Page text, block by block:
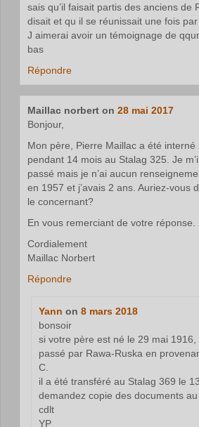
sais qu’il faisait partis des anciens de
disait et qu il se réunissait une fois par
J aimerai avoir un témoignage de
bas
Répondre
Maillac norbert on28 mai 2017
Bonjour,
Mon père, Pierre Maillac a été interné
pendant 14 mois au Stalag 325. Je
passé mais je n’ai aucun
en 1957 et j’avais 2 ans. Auriez-vous
le concernant?
En vous remerciant de votre réponse.
Cordialement
Maillac Norbert
Répondre
Yann on 8 mars 2018
bonsoir
si votre père est né le 29 mai 1916,
passé par Rawa-Ruska en
C.
il a été transféré au Stalag 369 le
demandez copie des documents au
cdlt
YP